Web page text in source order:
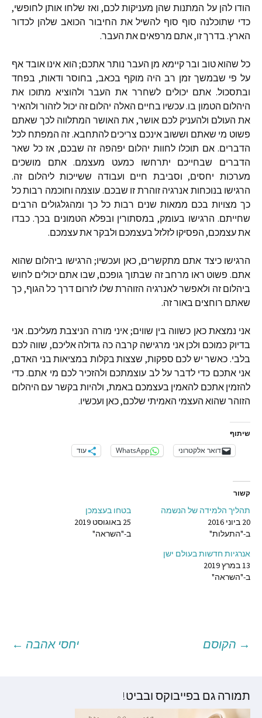
הודו להן על המתנות שהן מעניקות לכם, ואז שלחו אותן לחופשי,
כדי שתוכלנה סוף סוף להשיל את החיבור הכואב שלהן לכדור
הארץ. בדרך זו, אתם מרפאים את העבר.
כל שהוא טוב ובר קיימא מן העבר נותר אתכם; הוא אינו אובד אף
על פי שבמשך זמן רב היה מוקף בכאב, בחוסר ודאות, בפחד
ובתסכול. אתם יכולים לשחרר את העבר ולהוציא מתוכו את
היהלום הטמון בו. עכשיו בחיים האלה יהלום זה יכול לזהור ולהאיר
את העולם ולהעניק לכם אושר, את האושר המתלווה לכך שאתם
פשוט מי שאתם וששוב אינכם צריכים להתחבא. זה המפתח לכל
הדברים. אם תוכלו לחוות יהלום יפהפה זה שבכם, אז כל שאר
הדברים שבחייכם יתרחשו כמעט מעצמם. אתם מושכים
מערכות יחסים, וסביבת חיים ועבודה ששייכות ליהלום זה.
הרגישו בנוכחות אנרגיה זוהרת זו שבכם. עוצמה וחוכמה רבות כל
כך מצויות בכם ממאות שנים רבות כל כך ומהגלגולים הרבים
שחייתם. הרגישו בעומק, במסתורין ובפלא הטמונים בכך. כבדו
את עצמכם, הפסיקו לזלזל בעצמכם ולבקר את עצמכם.
הרגישו כיצד אתם מתקשרים, כאן ועכשיו; הרגישו ביהלום שהוא
אתם. פשוט ראו מרחב זה שבתוך גופכם, שבו אתם יכולים לחוש
ביהלום זה ולאפשר לאנרגיה הזוהרת שלו לזרום דרך כל הגוף, כך
שאתם רוחצים באור זה.
אני נמצאת כאן כשווה בין שווים; איני מורה הניצבת מעליכם. אני
בדיוק כמוכם ולכן אני מרגישה קרבה כה גדולה אליכם, שווה לכם
בלבי. כאשר יש לכם ספקות, שצצות בקלות במציאות בני האדם,
אני אתכם כדי לדבר על לב עוצמתכם ולהזכיר לכם מי אתם. כדי
להזמין אתכם להאמין בעצמכם באמת, ולהיות בקשר עם היהלום
הזוהר שהוא העצמי האמיתי שלכם, כאן ועכשיו.
שיתוף
דואר אלקטרוני WhatsApp עוד
קשור
תהליך הלמידה של הנשמה
20 ביוני 2016
ב-"התעלות"
בטחו בעצמכן
25 באוגוסט 2019
ב-"השראה"
אנרגיות חדשות בעולם ישן
13 במרץ 2019
ב-"השראה"
ניווט
פוסטים
→ הקוסם יחסי אהבה ←
תמורה גם בפייבוקס ובביט!